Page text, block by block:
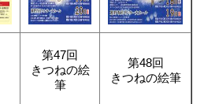
第47回
きつねの絵
筆
第48回
きつねの絵筆